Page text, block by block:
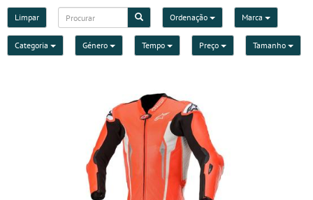
Limpar Ordenação Marca
Categoria Género Tempo Preço Tamanho